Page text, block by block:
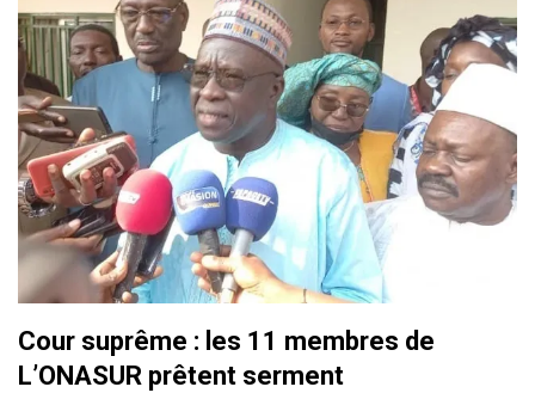
Cour suprême : les 11 membres de
L’ONASUR prêtent serment